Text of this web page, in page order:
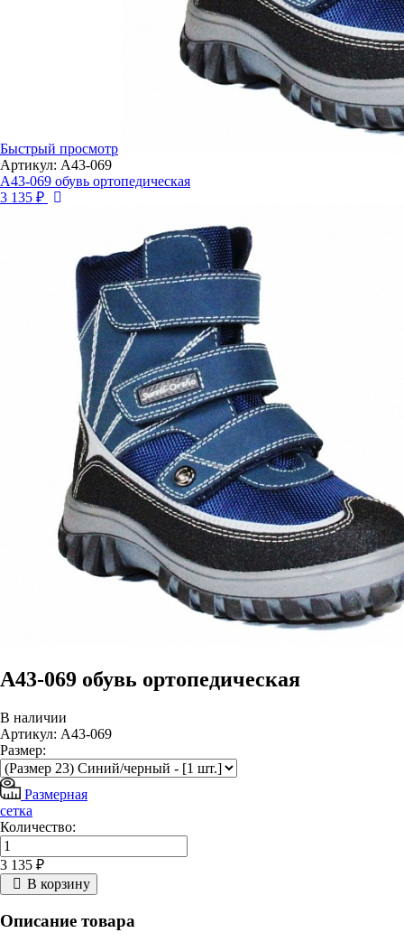
Быстрый просмотр
Артикул: А43-069
А43-069 обувь ортопедическая
3 135 ₽
А43-069 обувь ортопедическая
В наличии
Артикул: А43-069
Размер:
Размерная
сетка
Количество:
3 135 ₽
В корзину
Описание товара